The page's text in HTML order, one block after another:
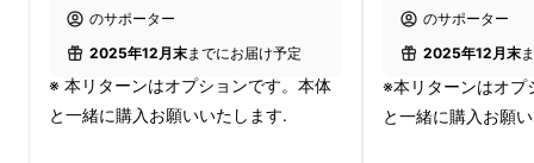
“時の流れ”が、美しいアートを生
む。
のサポーター
2025年12月末までにお届け予定
※ 本リターンはオプションです。本体
と一緒に購入お願いいたします.
のサポーター
2025年12月末
※本リターンはオプ
と一緒に購入お願